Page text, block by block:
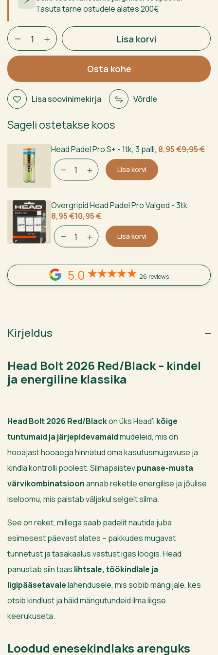
Tasuta tarne ostudele alates 200€
Head
Bolt
2026
Punane/
Must
kogus
Lisa korvi
Osta kohe
Lisa soovinimekirja Võrdle
Sageli ostetakse koos
Head Padel Pro S+ - 1tk, 3 palli, 9,95€
Algne
oli:
8,95€
Current
is:
Lisa korvi
Overgripid Head Padel Pro Valged - 3tk,
10,95€
Algne
hind
oli:
10,95 €.
8,95€
Current
price
is:
8,95 €.
Lisa korvi
5.0 26 reviews
Kirjeldus
Head Bolt 2026 Red/Black – kindel
ja energiline klassika
Head Bolt 2026 Red/Blackon üks Head’i kõige
tuntumaid ja järjepidevamaidmudeleid, mis on
hooajast hooaega hinnatud oma kasutusmugavuse ja
kindla kontrolli poolest. Silmapaistevpunase-musta
värvikombinatsioonannab reketile energilise ja jõulise
iseloomu, mis paistab väljakul selgelt silma.
See on reket, millega saab padelit nautida juba
esimesest päevast alates – pakkudes mugavat
tunnetust ja tasakaalus vastust igas löögis. Head
panustab siin taas lihtsale, töökindlale ja
ligipääsetavalelahendusele, mis sobib mängijale, kes
otsib kindlust ja häid mängutundeid ilma liigse
keerukuseta.
Loodud enesekindlaks arenguks